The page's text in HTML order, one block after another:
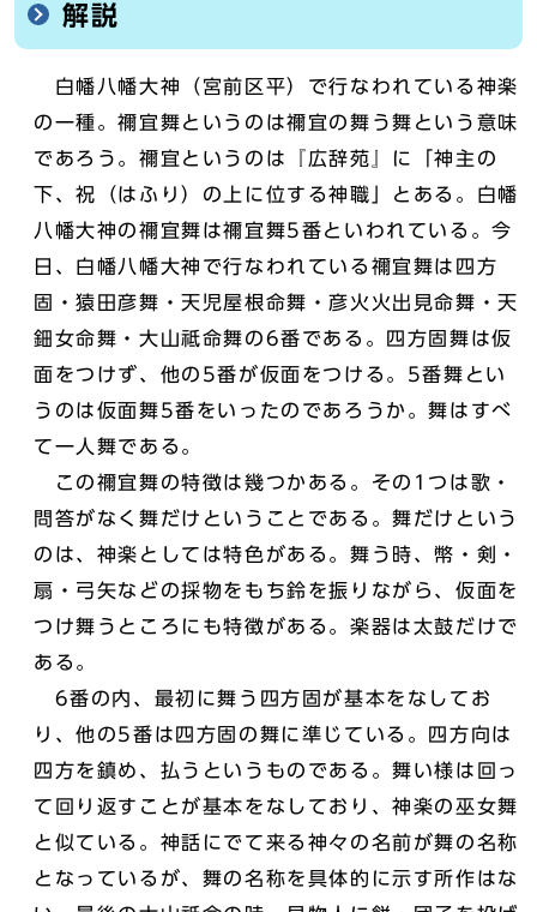
解説
白幡八幡大神（宮前区平）で行なわれている神楽
の一種。禰宜舞というのは禰宜の舞う舞という意味
であろう。禰宜というのは『広辞苑』に「神主の
下、祝（はふり）の上に位する神職」とある。白幡
八幡大神の禰宜舞は禰宜舞5番といわれている。今
日、白幡八幡大神で行なわれている禰宜舞は四方
固・猿田彦舞・天児屋根命舞・彦火火出見命舞・天
鈿女命舞・大山祗命舞の6番である。四方固舞は仮
面をつけず、他の5番が仮面をつける。5番舞とい
うのは仮面舞5番をいったのであろうか。舞はすべ
て一人舞である。
この禰宜舞の特徴は幾つかある。その1つは歌・
問答がなく舞だけということである。舞だけという
のは、神楽としては特色がある。舞う時、幣・剣・
扇・弓矢などの採物をもち鈴を振りながら、仮面を
つけ舞うところにも特徴がある。楽器は太鼓だけで
ある。
6番の内、最初に舞う四方固が基本をなしてお
り、他の5番は四方固の舞に準じている。四方向は
四方を鎮め、払うというものである。舞い様は回っ
て回り返すことが基本をなしており、神楽の巫女舞
と似ている。神話にでて来る神々の名前が舞の名称
となっているが、舞の名称を具体的に示す所作はな